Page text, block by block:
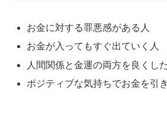
お金に対する罪悪感がある人
お金が入ってもすぐ出ていく人
人間関係と金運の両方を良くし
ポジティブな気持ちでお金を引